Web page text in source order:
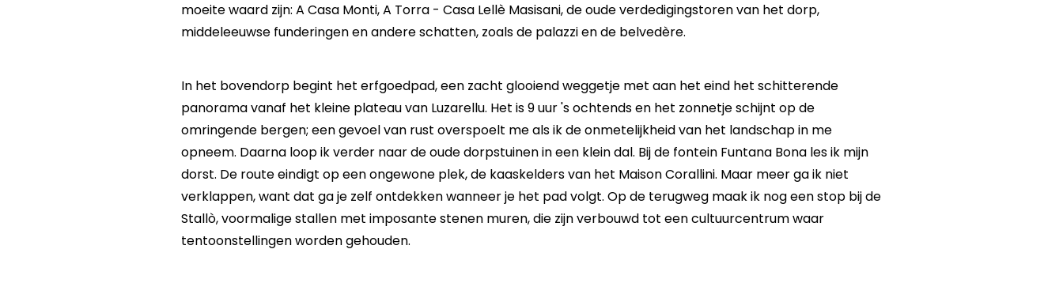
moeite waard zijn: A Casa Monti, A Torra - Casa Lellè Masisani, de oude verdedigingstoren van het dorp,
middeleeuwse funderingen en andere schatten, zoals de palazzi en de belvedère.
In het bovendorp begint het erfgoedpad, een zacht glooiend weggetje met aan het eind het schitterende
panorama vanaf het kleine plateau van Luzarellu. Het is 9 uur 's ochtends en het zonnetje schijnt op de
omringende bergen; een gevoel van rust overspoelt me als ik de onmetelijkheid van het landschap in me
opneem. Daarna loop ik verder naar de oude dorpstuinen in een klein dal. Bij de fontein Funtana Bona les ik mijn
dorst. De route eindigt op een ongewone plek, de kaaskelders van het Maison Corallini. Maar meer ga ik niet
verklappen, want dat ga je zelf ontdekken wanneer je het pad volgt. Op de terugweg maak ik nog een stop bij de
Stallò, voormalige stallen met imposante stenen muren, die zijn verbouwd tot een cultuurcentrum waar
tentoonstellingen worden gehouden.